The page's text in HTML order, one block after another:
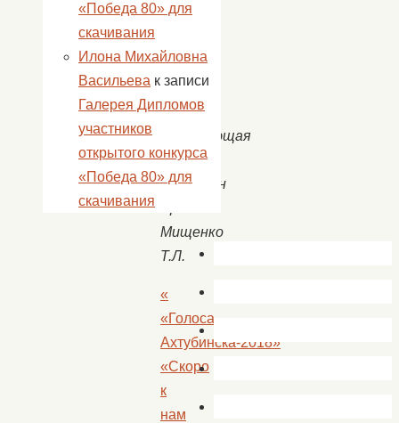
Заведующая
ДК
Капустин
Мищенко
Т.Л.
«
«Голоса
Ахтубинска-2018»
«Скоро
к
нам
«Победа 80» для
скачивания
Илона Михайловна
Васильева к записи
Галерея Дипломов
участников
открытого конкурса
«Победа 80» для
скачивания